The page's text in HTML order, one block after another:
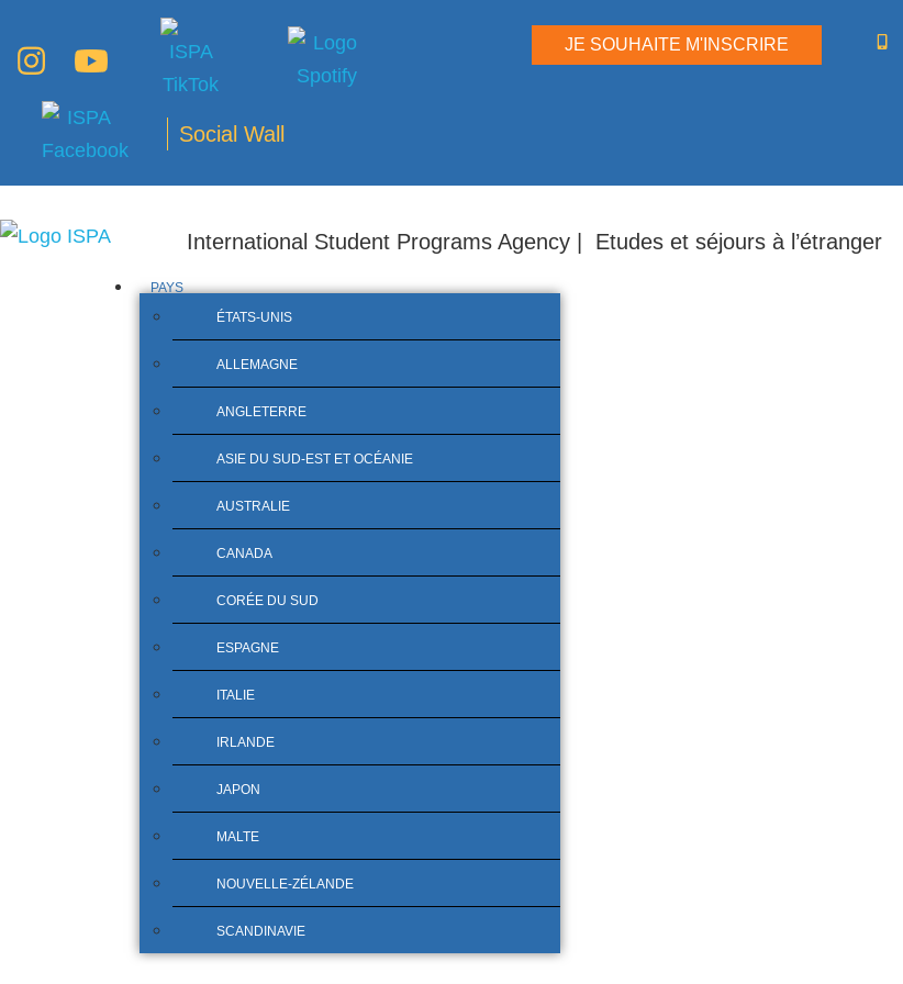
Social Wall
JE SOUHAITE M'INSCRIRE
International Student Programs Agency | Etudes et séjours à l’étranger
PAYS
ÉTATS-UNIS
ALLEMAGNE
ANGLETERRE
ASIE DU SUD-EST ET OCÉANIE
AUSTRALIE
CANADA
CORÉE DU SUD
ESPAGNE
ITALIE
IRLANDE
JAPON
MALTE
NOUVELLE-ZÉLANDE
SCANDINAVIE